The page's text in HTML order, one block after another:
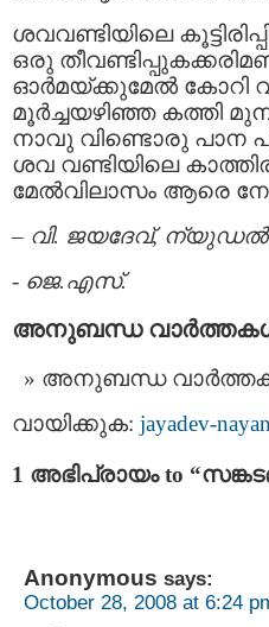
ശവവണ്ടിയിലെ
ഒരു
ഓര്‍മയ്ക്കുമേല്‍ കോറി
മൂര്‍ച്ചയഴിഞ്ഞ കത്തി
നാവു വിണ്ടൊരു പാന
ശവ വണ്ടിയിലെ
മേല്‍വിലാസം ആരെ
– വി. ജയദേവ്,
- ജെ.എസ്.
അനുബന്ധ
അനുബന്ധ
വായിക്കുക: jayadev-
1 അഭിപ്രായം to
Anonymous says:
October 28, 2008 at 6:24